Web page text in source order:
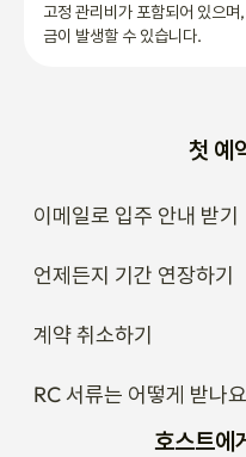
고정 관리비가 포함되어 있으
금이 발생할 수 있습니다.
첫 예
이메일로 입주 안내 받기
언제든지 기간 연장하기
계약 취소하기
RC 서류는 어떻게 받나
호스트에